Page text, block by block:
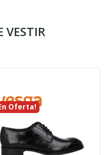
VESTIR
Oferta!